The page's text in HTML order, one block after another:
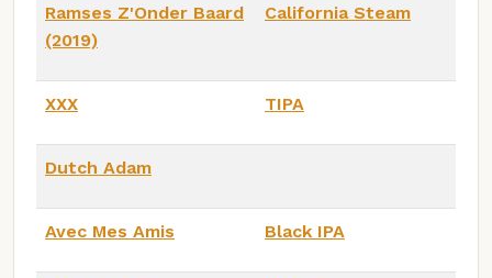
Ramses Z'Onder Baard
(2019)
California Steam
XXX TIPA
Dutch Adam
Avec Mes Amis Black IPA